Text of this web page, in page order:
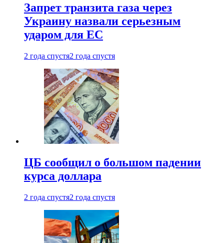
Запрет транзита газа через
Украину назвали серьезным
ударом для ЕС
2 года спустя2 года спустя
ЦБ сообщил о большом падении
курса доллара
2 года спустя2 года спустя